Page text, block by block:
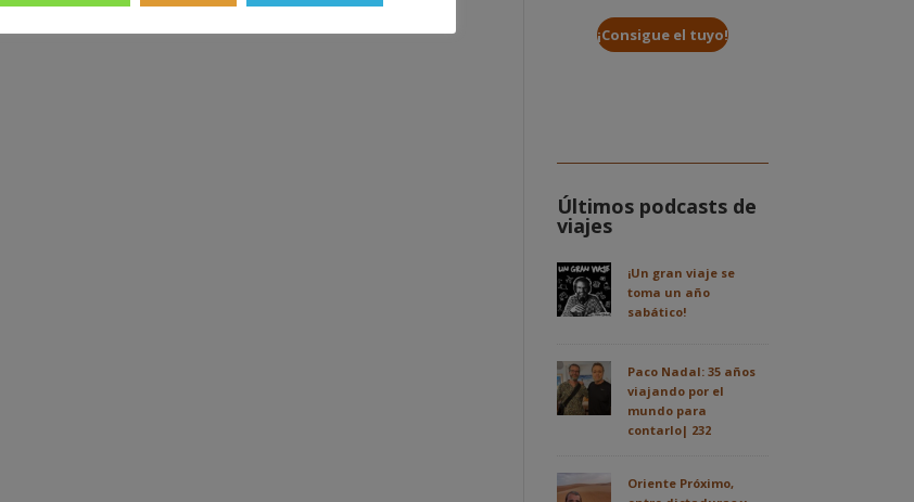
¡Consigue el tuyo!
Últimos podcasts de
viajes
¡Un gran viaje se
toma un año
sabático!
Paco Nadal: 35 años
viajando por el
mundo para
contarlo| 232
Oriente Próximo,